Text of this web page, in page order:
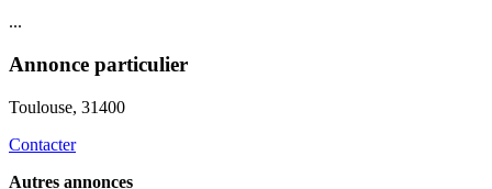
...
Annonce particulier
Toulouse, 31400
Contacter
Autres annonces